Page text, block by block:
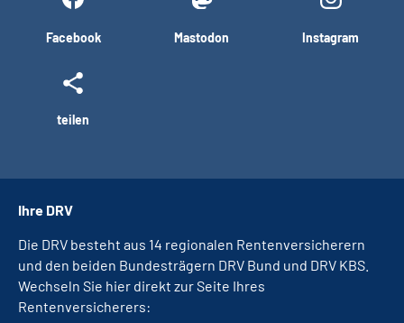
Facebook Mastodon Instagram
teilen
Ihre DRV
Die DRV besteht aus 14 regionalen Rentenversicherern
und den beiden Bundesträgern DRV Bund und DRV KBS.
Wechseln Sie hier direkt zur Seite Ihres
Rentenversicherers: